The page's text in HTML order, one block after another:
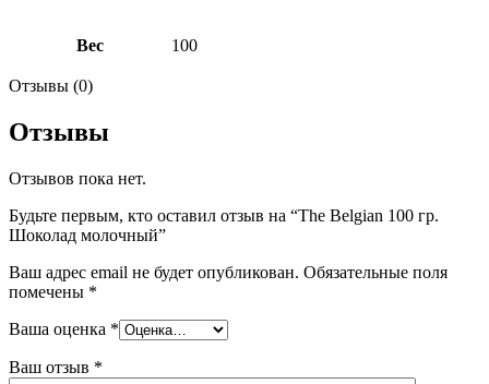
Вес 100
Отзывы (0)
Отзывы
Отзывов пока нет.
Будьте первым, кто оставил отзыв на “The Belgian 100 гр.
Шоколад молочный”
Ваш адрес email не будет опубликован. Обязательные поля
помечены *
Ваша оценка *
Ваш отзыв *